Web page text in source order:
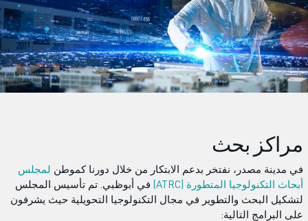
مراكز بحث
في مدينة مصدر، نفتخر بدعم الابتكار من خلال دورنا كموطن لمجلس
أبحاث التكنولوجيا المتطورة (ATRC)
في أبوظبي. تم تأسيس المجلس
لتشكيل البحث والتطوير في مجال التكنولوجيا التحويلية حيث يشرفون
على البرامج التالية: